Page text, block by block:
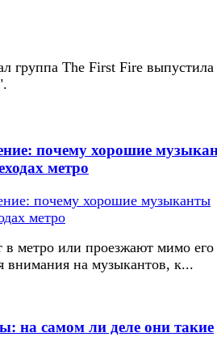
группа The First Fire
почему хорошие
метро
в метро или проезжают мимо его
внимания на музыкантов, к...
на самом ли деле они такие